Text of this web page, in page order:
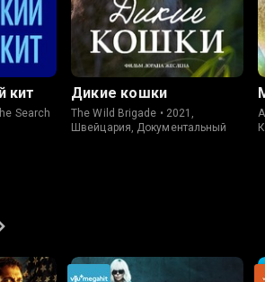
кит
Search
8.5 7.5
Дикие кошки
The Wild Brigade • 2021,
Швейцария, Документальный